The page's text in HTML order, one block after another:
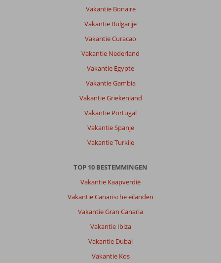
Vakantie Bonaire
Vakantie Bulgarije
Vakantie Curacao
Vakantie Nederland
Vakantie Egypte
Vakantie Gambia
Vakantie Griekenland
Vakantie Portugal
Vakantie Spanje
Vakantie Turkije
TOP 10 BESTEMMINGEN
Vakantie Kaapverdië
Vakantie Canarische eilanden
Vakantie Gran Canaria
Vakantie Ibiza
Vakantie Dubai
Vakantie Kos